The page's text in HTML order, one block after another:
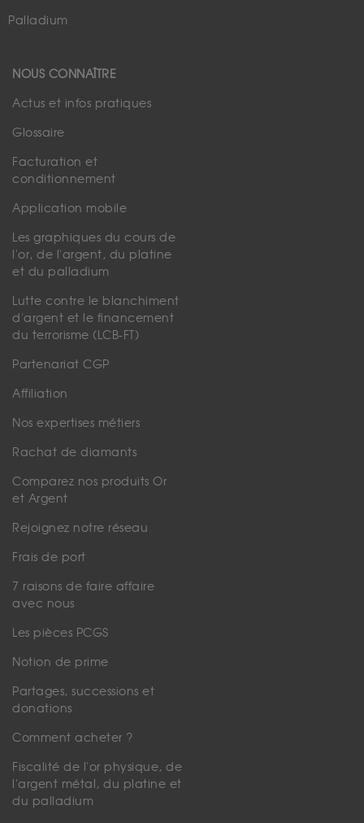
Palladium
NOUS CONNAÎTRE
Actus et infos pratiques
Glossaire
Facturation et
conditionnement
Application mobile
Les graphiques du cours de
l'or, de l'argent, du platine
et du palladium
Lutte contre le blanchiment
d'argent et le financement
du terrorisme (LCB-FT)
Partenariat CGP
Affiliation
Nos expertises métiers
Rachat de diamants
Comparez nos produits Or
et Argent
Rejoignez notre réseau
Frais de port
7 raisons de faire affaire
avec nous
Les pièces PCGS
Notion de prime
Partages, successions et
donations
Comment acheter ?
Fiscalité de l'or physique, de
l'argent métal, du platine et
du palladium